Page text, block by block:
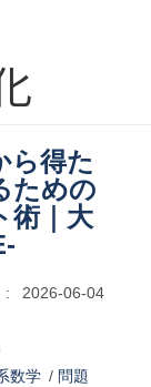
ら得た
ための
術｜大
:
2026-06-04
数学 / 問題